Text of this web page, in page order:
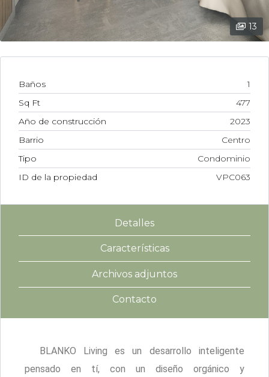
13
Baños
1
Sq Ft
477
Año de construcción
2023
Barrio
Centro
Tipo
Condominio
ID de la propiedad
VPC063
Detalles
Características
Archivos adjuntos
Contacto
BLANKO Living es un desarrollo inteligente
pensado en tí, con un diseño orgánico y